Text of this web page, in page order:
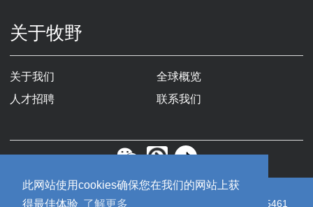
此网站使用cookies确保您在我们的网站上获
得最佳体验 了解更多
关于牧野
关于我们
全球概览
人才招聘
联系我们
Copyright © 2019牧野机床（中国）有限公司 苏ICP备19055461